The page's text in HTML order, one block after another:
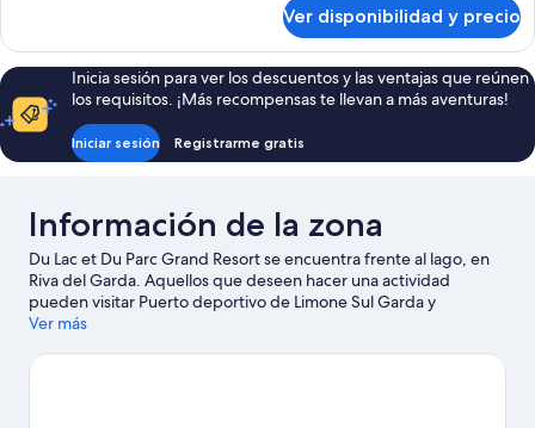
Ver disponibilidad y precio
Inicia sesión para ver los descuentos y las ventajas que reúnen
los requisitos. ¡Más recompensas te llevan a más aventuras!
Iniciar sesión Registrarme gratis
Información de la zona
Du Lac et Du Parc Grand Resort se encuentra frente al lago, en
Riva del Garda. Aquellos que deseen hacer una actividad
pueden visitar Puerto deportivo de Limone Sul Garda y
Teleférico Malcesine-Monte Baldo, mientras que quienes
Ledro. ¿Viajas con niños? No te pierdas Jardín botánico de Arco
Ver más